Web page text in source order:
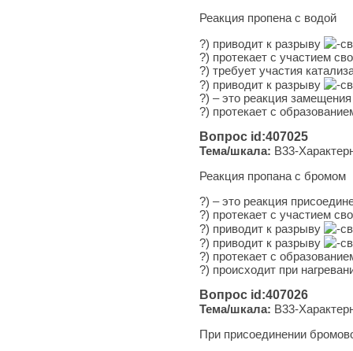
Реакция пропена с водой
?) при­во­дит к раз­ры­ву
-
?) про­те­ка­ет с уча­сти­ем
?) тре­бу­ет уча­стия
?) при­во­дит к раз­ры­ву
-
?) – это ре­ак­ция замещения
?) про­те­ка­ет с
Вопрос id:407025
Тема/шкала: B33-
Реакция пропана с бромом
?) – это ре­ак­ция
?) про­те­ка­ет с уча­сти­ем
?) при­во­дит к раз­ры­ву
-
?) при­во­дит к раз­ры­ву
-
?) про­те­ка­ет с
?) про­ис­хо­дит при
Вопрос id:407026
Тема/шкала: B33-
При присоединении